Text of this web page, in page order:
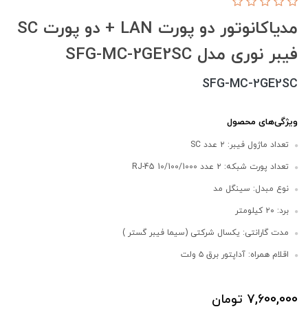
مدیاکانوتور دو پورت LAN + دو پورت SC
فیبر نوری مدل SFG-MC-2GE2SC
SFG-MC-2GE2SC
ویژگی‌های محصول
تعداد ماژول فیبر: ۲ عدد SC
تعداد پورت شبکه: ۲ عدد RJ-45 10/100/1000
نوع مبدل: سینگل مد
برد: ۲۰ کیلومتر
مدت گارانتی: یکسال شرکتی (سیما فیبر گستر )
اقلام همراه: آداپتور برق ۵ ولت
7,600,000 تومان